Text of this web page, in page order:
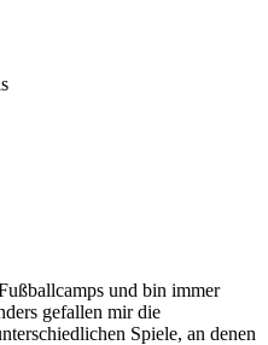
und bin immer
gefallen mir die
Spiele, an denen